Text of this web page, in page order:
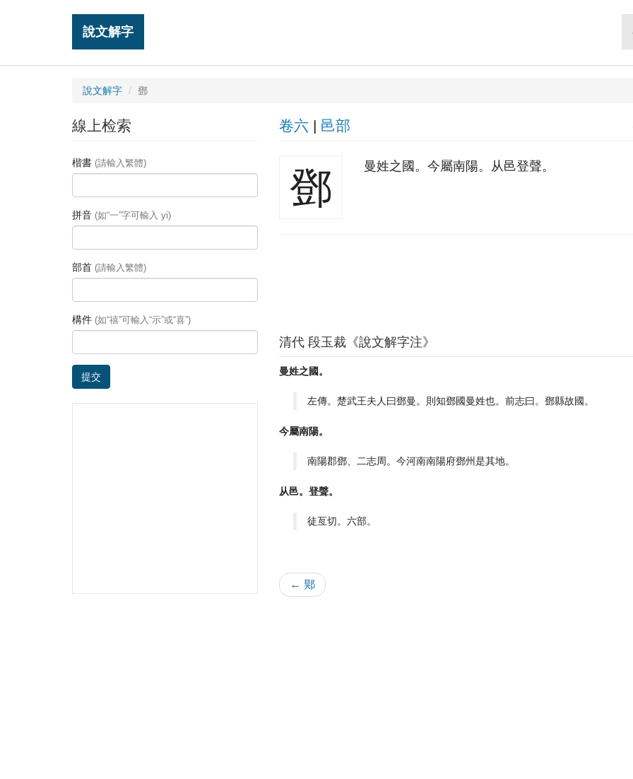
說文解字
說文解字 鄧
卷六| 邑部
鄧 曼姓之國。今屬南陽。从邑登聲。
清代 段玉裁《說文解字注》
曼姓之國。
左傳。楚武王夫人曰鄧曼。則知鄧國曼姓也。前志曰。鄧縣故國。
今屬南陽。
南陽郡鄧、二志周。今河南南陽府鄧州是其地。
从邑。登聲。
徒亙切。六部。
← 郹
線上检索
楷書 (請輸入繁體)
拼音 (如“一”字可輸入 yi)
部首 (請輸入繁體)
構件 (如“禧”可輸入“示”或“喜”)
提交